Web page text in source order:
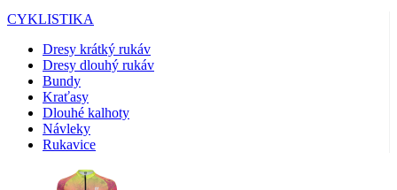
CYKLISTIKA
Dresy krátký rukáv
Dresy dlouhý rukáv
Bundy
Kraťasy
Dlouhé kalhoty
Návleky
Rukavice